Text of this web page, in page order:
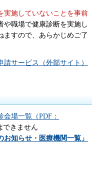
実施していないことを事前
や職場で健康診断を実施し
ますので、あらかじめご了
請サービス（外部サイト）
会場一覧（PDF：
できません
知らせ・医療機関一覧」